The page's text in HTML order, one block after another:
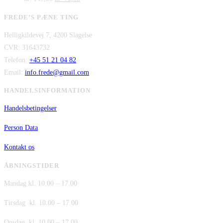
var:
er:
FREDE’S PÆNE TING
Helligkildevej 7, 4200 Slagelse
CVR: 31643732
Telefon: +45 51 21 04 82
Email: info.frede@gmail.com
HANDELSINFORMATION
Handelsbetingelser
Person Data
Kontakt os
ÅBNINGSTIDER
Mandag kl. 10.00 – 17.00
Tirsdag kl. 10.00 – 17.00